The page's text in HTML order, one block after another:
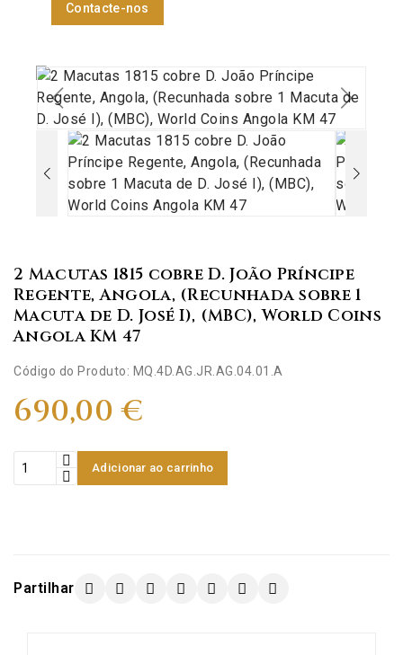
Contacte-nos
2 Macutas 1815 cobre D. João Príncipe
Regente, Angola, (Recunhada sobre 1
Macuta de D. José I), (MBC), World Coins
Angola KM 47
Código do Produto: MQ.4D.AG.JR.AG.04.01.A
690,00 €
Adicionar ao carrinho
Partilhar